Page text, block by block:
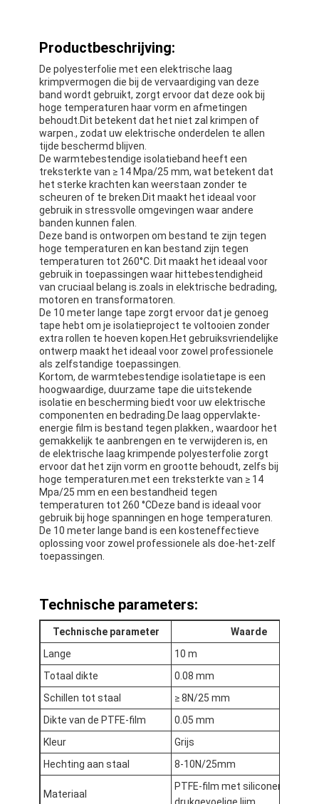
Huis
Producten
Productbeschrijving:
De polyesterfolie met een elektrische laag
krimpvermogen die bij de vervaardiging van deze
band wordt gebruikt, zorgt ervoor dat deze ook bij
hoge temperaturen haar vorm en afmetingen
behoudt.Dit betekent dat het niet zal krimpen of
warpen., zodat uw elektrische onderdelen te allen
tijde beschermd blijven.
De warmtebestendige isolatieband heeft een
treksterkte van ≥ 14 Mpa/25 mm, wat betekent dat
het sterke krachten kan weerstaan zonder te
scheuren of te breken.Dit maakt het ideaal voor
gebruik in stressvolle omgevingen waar andere
banden kunnen falen.
Deze band is ontworpen om bestand te zijn tegen
hoge temperaturen en kan bestand zijn tegen
temperaturen tot 260°C. Dit maakt het ideaal voor
gebruik in toepassingen waar hittebestendigheid
van cruciaal belang is.zoals in elektrische bedrading,
motoren en transformatoren.
De 10 meter lange tape zorgt ervoor dat je genoeg
tape hebt om je isolatieproject te voltooien zonder
extra rollen te hoeven kopen.Het gebruiksvriendelijke
ontwerp maakt het ideaal voor zowel professionele
als zelfstandige toepassingen.
Kortom, de warmtebestendige isolatietape is een
hoogwaardige, duurzame tape die uitstekende
isolatie en bescherming biedt voor uw elektrische
componenten en bedrading.De laag oppervlakte-
energie film is bestand tegen plakken., waardoor het
gemakkelijk te aanbrengen en te verwijderen is, en
de elektrische laag krimpende polyesterfolie zorgt
ervoor dat het zijn vorm en grootte behoudt, zelfs bij
hoge temperaturen.met een treksterkte van ≥ 14
Mpa/25 mm en een bestandheid tegen
temperaturen tot 260 °CDeze band is ideaal voor
gebruik bij hoge spanningen en hoge temperaturen.
De 10 meter lange band is een kosteneffectieve
oplossing voor zowel professionele als doe-het-zelf
toepassingen.
Technische parameters:
Technische parameter
Waarde
Lange
10 m
Totaal dikte
0.08 mm
Schillen tot staal
≥ 8N/25 mm
Dikte van de PTFE-film
0.05 mm
Kleur
Grijs
Hechting aan staal
8-10N/25mm
Materiaal
PTFE-film met siliconen